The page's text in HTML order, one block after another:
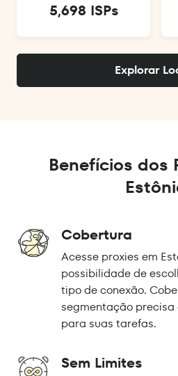
5,698 ISPs
Explorar
Benefícios dos
Cobertura
Acesse proxies em
possibilidade de
tipo de conexão.
segmentação precisa
para suas tarefas.
Sem Limites